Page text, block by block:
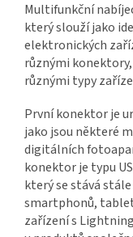
Multifunkční
který slouží jako
elektronických
různými
různými typy
První konektor je
jako jsou některé
digitálních
konektor je typu
který se stává
smartphonů,
zařízení s